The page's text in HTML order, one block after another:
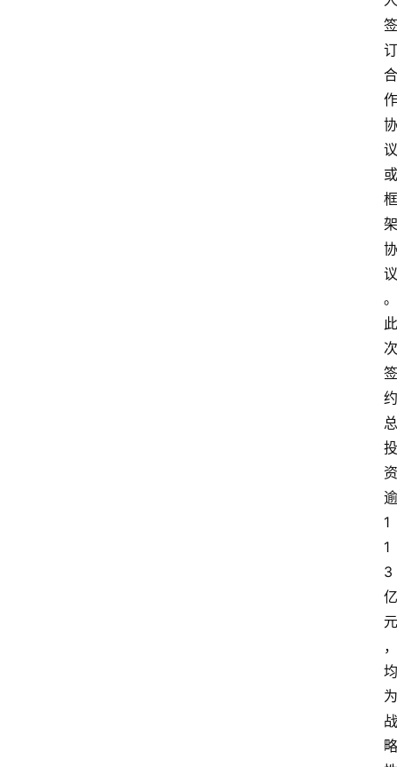
签
订
合
作
协
议
或
框
架
协
议
。
此
次
签
约
总
投
资
逾
1
1
3
亿
元
，
均
为
战
略